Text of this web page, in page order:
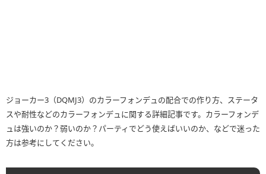
ジョーカー3（DQMJ3）のカラーフォンデュの配合での作り方、ステータ
スや耐性などのカラーフォンデュに関する詳細記事です。カラーフォンデ
ュは強いのか？弱いのか？パーティでどう使えばいいのか、などで迷った
方は参考にしてください。